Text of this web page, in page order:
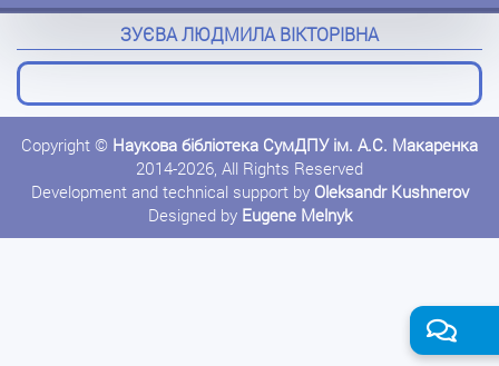
ЗУЄВА ЛЮДМИЛА ВІКТОРІВНА
Copyright © Наукова бібліотека СумДПУ ім. А.С. Макаренка
2014-2026, All Rights Reserved
Development and technical support by Oleksandr Kushnerov
Designed by Eugene Melnyk